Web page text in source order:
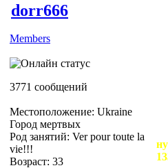
dorr666
Members
3771 сообщений
Местоположение: Ukraine
Город мертвых
Род занятий: Ver pour toute la
vie!!!
Возраст: 33